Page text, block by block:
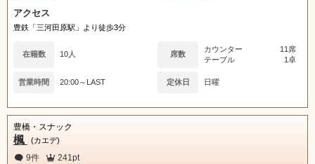
アクセス
豊鉄「三河田原駅」より徒歩3分
在籍数 10人 席数
カウンター
11席
テーブル
1卓
営業時間 20:00～LAST 定休日 日曜
豊橋・スナック
楓 (カエデ)
9件 241pt